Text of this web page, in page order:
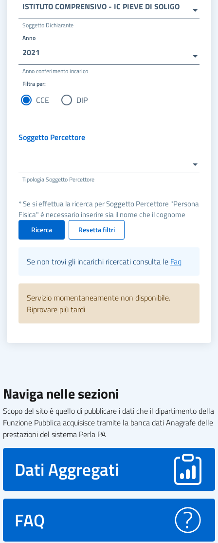
ISTITUTO COMPRENSIVO - IC PIEVE DI SOLIGO
Soggetto Dichiarante
Anno
2021
Anno conferimento incarico
Filtra per:
CCE DIP
Soggetto Percettore
Tipologia Soggetto Percettore
* Se si effettua la ricerca per Soggetto Percettore "Persona
Fisica" è necessario inserire sia il nome che il cognome
Ricerca Resetta filtri
Se non trovi gli incarichi ricercati consulta le Faq
Servizio momentaneamente non disponibile.
Riprovare più tardi
Naviga nelle sezioni
Scopo del sito è quello di pubblicare i dati che il dipartimento della
Funzione Pubblica acquisisce tramite la banca dati Anagrafe delle
prestazioni del sistema Perla PA
Dati Aggregati
FAQ